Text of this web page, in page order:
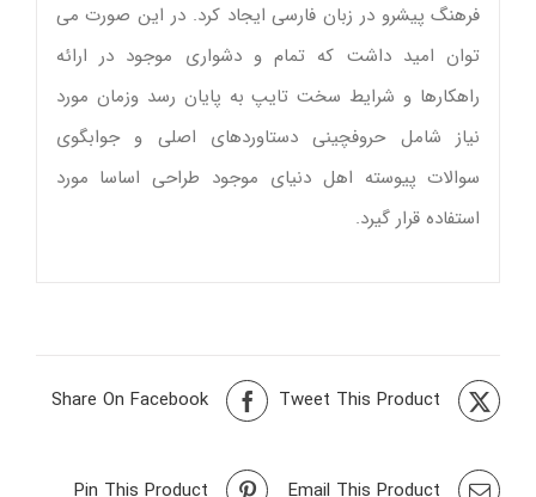
فرهنگ پیشرو در زبان فارسی ایجاد کرد. در این صورت می
توان امید داشت که تمام و دشواری موجود در ارائه
راهکارها و شرایط سخت تایپ به پایان رسد وزمان مورد
نیاز شامل حروفچینی دستاوردهای اصلی و جوابگوی
سوالات پیوسته اهل دنیای موجود طراحی اساسا مورد
استفاده قرار گیرد.
Share On Facebook Tweet This Product
Pin This Product Email This Product